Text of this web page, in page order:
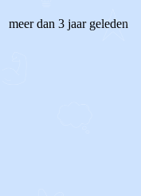
meer dan 3 jaar geleden